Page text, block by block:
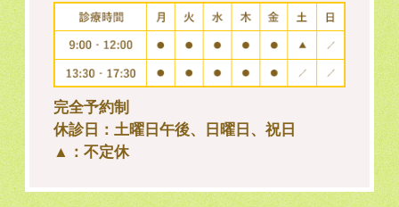
完全予約制
休診日：土曜日午後、日曜日、祝日
▲：不定休